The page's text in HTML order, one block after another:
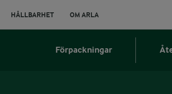
HÅLLBARHET OM ARLA
Förpackningar